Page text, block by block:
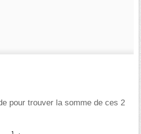
pour trouver la somme de ces 2